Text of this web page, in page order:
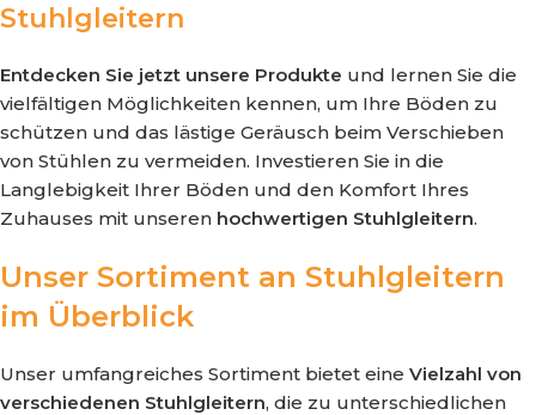
Stuhlgleitern
Entdecken Sie jetzt unsere Produkte und lernen Sie die
vielfältigen Möglichkeiten kennen, um Ihre Böden zu
schützen und das lästige Geräusch beim Verschieben
von Stühlen zu vermeiden. Investieren Sie in die
Langlebigkeit Ihrer Böden und den Komfort Ihres
Zuhauses mit unseren hochwertigen Stuhlgleitern.
Unser Sortiment an Stuhlgleitern
im Überblick
Unser umfangreiches Sortiment bietet eine Vielzahl von
verschiedenen Stuhlgleitern, die zu unterschiedlichen